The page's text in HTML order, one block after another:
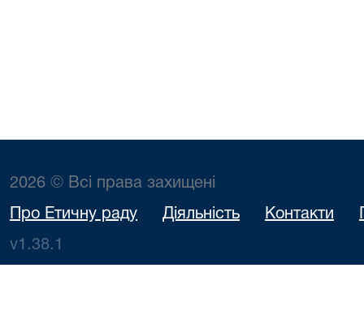
2026 © Всі права захищені
Про Етичну раду Діяльність Контакти
v1.38.1